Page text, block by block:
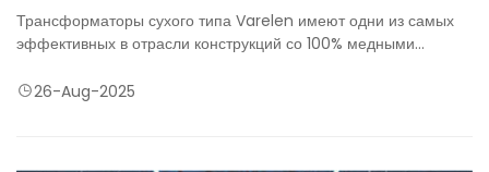
Трансформаторы сухого типа Varelen имеют одни из самых
эффективных в отрасли конструкций со 100% медными
премиум-класса.
26-Aug-2025